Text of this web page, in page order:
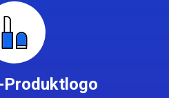
Produktlogo